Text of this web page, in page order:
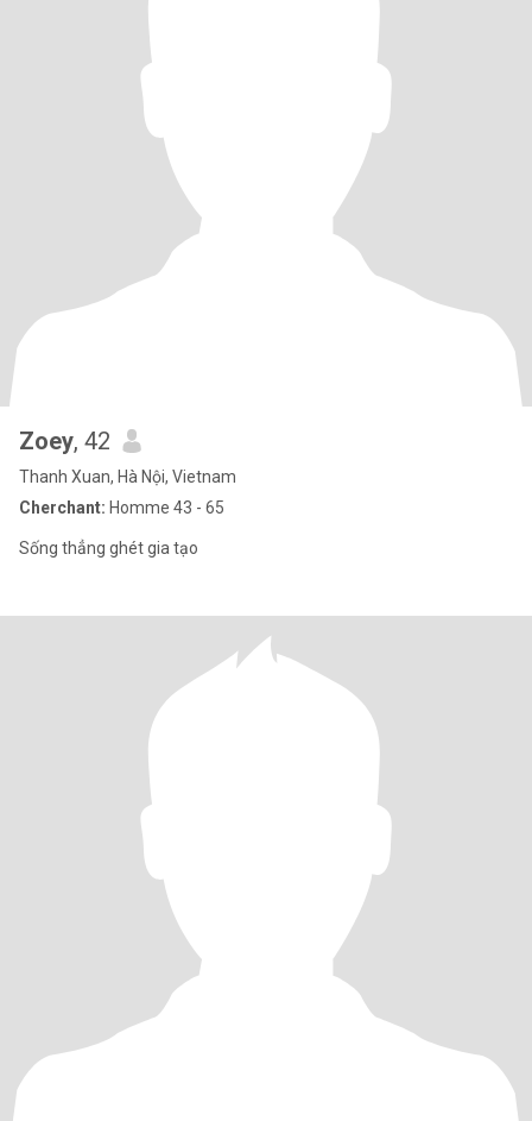
Zoey, 42
Thanh Xuan, Hà Nội, Vietnam
Cherchant: Homme 43 - 65
Sống thẳng ghét gia tạo